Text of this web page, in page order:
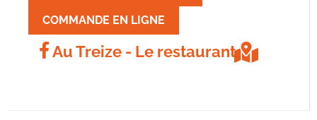
COMMANDE EN LIGNE
Au Treize - Le restaurant